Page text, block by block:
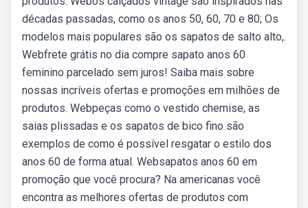
décadas passadas, como os anos 50, 60, 70 e 80; Os
modelos mais populares são os sapatos de salto alto,.
Webfrete grátis no dia compre sapato anos 60
feminino parcelado sem juros! Saiba mais sobre
nossas incríveis ofertas e promoções em milhões de
produtos. Webpeças como o vestido chemise, as
saias plissadas e os sapatos de bico fino são
exemplos de como é possível resgatar o estilo dos
anos 60 de forma atual. Websapatos anos 60 em
promoção que você procura? Na americanas você
encontra as melhores ofertas de produtos com